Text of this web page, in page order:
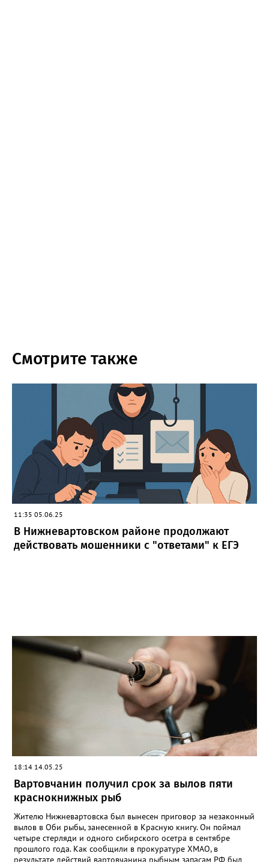
Смотрите также
11:35 05.06.25
В Нижневартовском районе продолжают
действовать мошенники с "ответами" к ЕГЭ
18:14 14.05.25
Вартовчанин получил срок за вылов пяти
краснокнижных рыб
Жителю Нижневартовска был вынесен приговор за незаконный
вылов в Оби рыбы, занесенной в Красную книгу. Он поймал
четыре стерляди и одного сибирского осетра в сентябре
прошлого года. Как сообщили в прокуратуре ХМАО, в